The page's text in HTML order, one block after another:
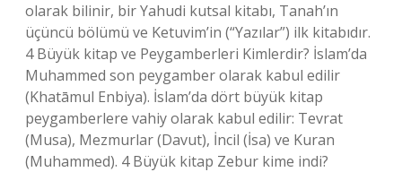
olarak bilinir, bir Yahudi kutsal kitabı, Tanah’ın
üçüncü bölümü ve Ketuvim’in (“Yazılar”) ilk kitabıdır.
4 Büyük kitap ve Peygamberleri Kimlerdir? İslam’da
Muhammed son peygamber olarak kabul edilir
(Khatāmul Enbiya). İslam’da dört büyük kitap
peygamberlere vahiy olarak kabul edilir: Tevrat
(Musa), Mezmurlar (Davut), İncil (İsa) ve Kuran
(Muhammed). 4 Büyük kitap Zebur kime indi?